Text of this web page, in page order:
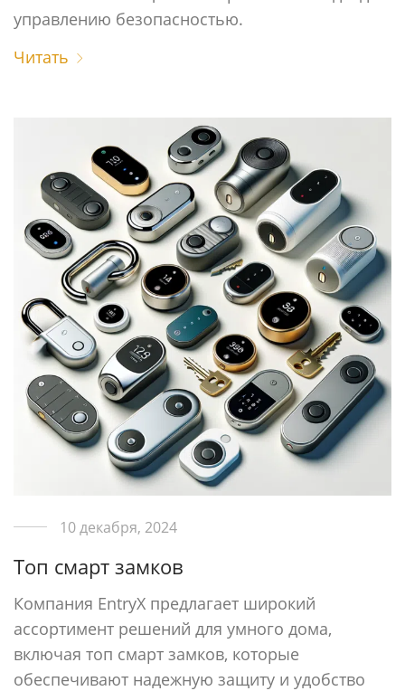
управлению безопасностью.
Читать
10 декабря, 2024
Топ смарт замков
Компания EntryX предлагает широкий
ассортимент решений для умного дома,
включая топ смарт замков, которые
обеспечивают надежную защиту и удобство